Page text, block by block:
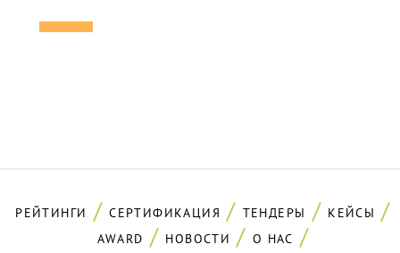
РЕЙТИНГИ СЕРТИФИКАЦИЯ ТЕНДЕРЫ
КЕЙСЫ
AWARD
НОВОСТИ
О НАС